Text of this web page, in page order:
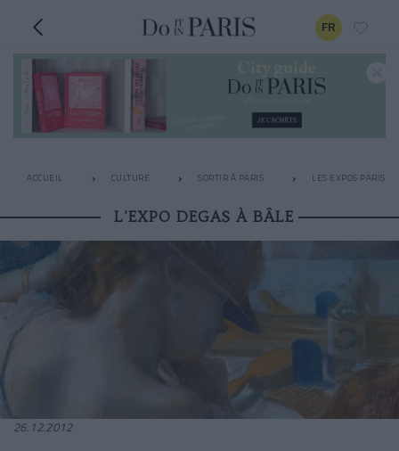
FR
ACCUEIL CULTURE SORTIR À PARIS LES EXPOS
L'EXPO DEGAS À BÂLE
26.12.2012